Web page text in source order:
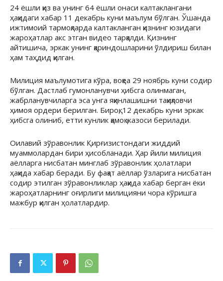
24 ёшли қиз ва унинг 64 ёшли онаси калтаклангани
ҳақидаги хабар 11 декабрь куни маълум бўлган. Ўшанда
ижтимоий тармоқларда калтакланган қизнинг юзидаги
жароҳатлар акс этган видео тарқалди. Қизнинг
айтишича, эркак унинг қариндошларини ўлдириш билан
ҳам таҳдид қилган.
Милиция маълумотига кўра, воқеа 29 ноябрь куни содир
бўлган. Дастлаб гумонланувчи ҳибсга олинмаган,
жабрланувчиларга эса унга яқинлашишни тақиқловчи
ҳимоя ордери берилган. Бироқ, 12 декабрь куни эркак
ҳибсга олиниб, етти кунлик қамоқ жазоси берилади.
Оилавий зўравонлик Қирғизистондаги жиддий
муаммолардан бири ҳисобланади. Ҳар йили милиция
аёлларга нисбатан минглаб зўравонлик ҳолатлари
ҳақида хабар беради. Бу фақат аёллар ўзларига нисбатан
содир этилган зўравонликлар ҳақида хабар берган ёки
жароҳатларнинг оғирлиги милицияни чора кўришга
мажбур қилган ҳолатлардир.